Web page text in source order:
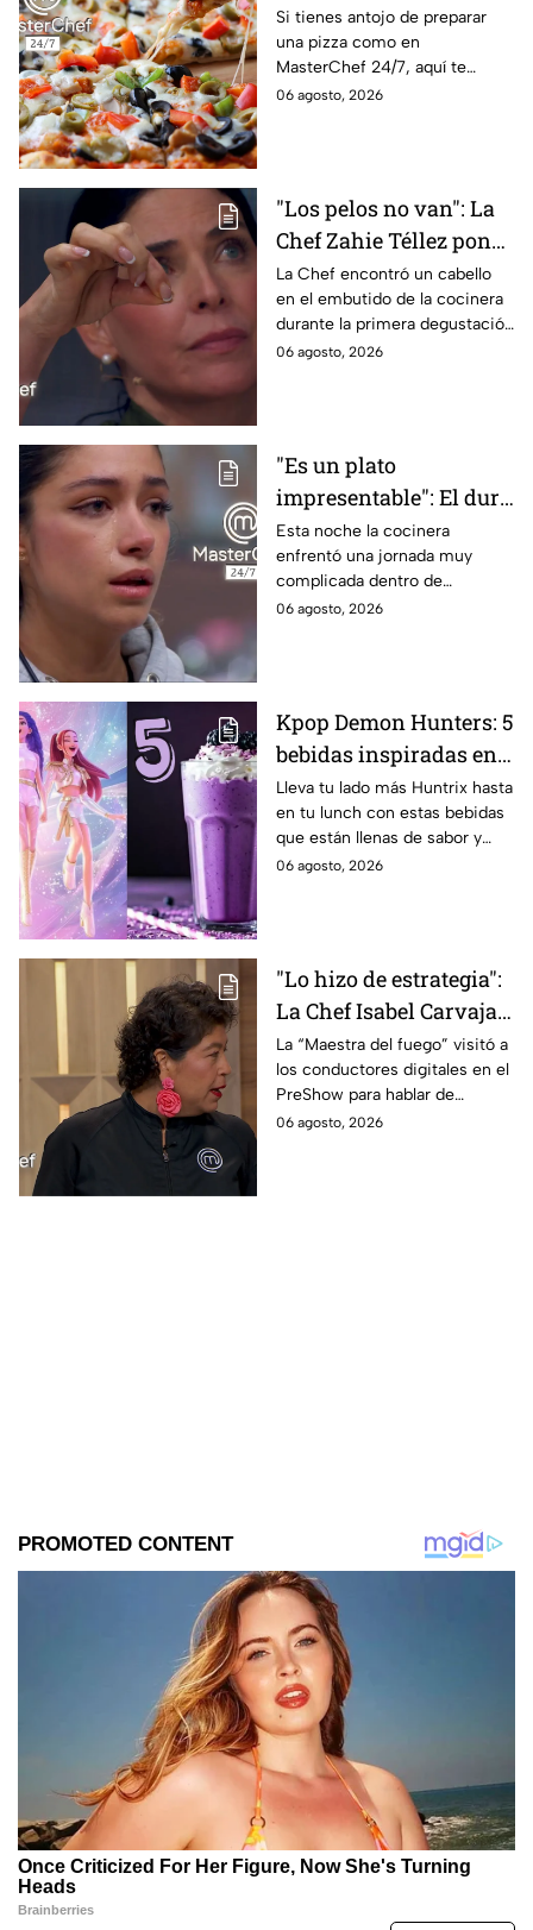
quesos para preparar
pizza en casa?
Si tienes antojo de preparar
una pizza como en
MasterChef 24/7, aquí te
contamos todo lo que debes
06 agosto, 2026
"Los pelos no van": La
Chef Zahie Téllez pone
en evidencia a Carmen
en la gala de mandiles
negros de MasterChef
24/7
La Chef encontró un cabello
en el embutido de la cocinera
durante la primera degustación
de la noche
06 agosto, 2026
"Es un plato
impresentable": El duro
regaño que hizo llorar a
Michelle dentro de
MasterChef 24/7
Esta noche la cocinera
enfrentó una jornada muy
complicada dentro de
MasterChef 24/7.
06 agosto, 2026
Kpop Demon Hunters: 5
bebidas inspiradas en
las guerreras Huntrix
para llevar a la escuela
este regreso a clases
2026; son saludables y
Lleva tu lado más Huntrix hasta
en tu lunch con estas bebidas
que están llenas de sabor y
frescura.
06 agosto, 2026
"Lo hizo de estrategia":
La Chef Isabel Carvajal
opina sobre la decisión
de Ramahá de subir a
Daniela al balcón de
MasterChef 24/7
La “Maestra del fuego” visitó a
los conductores digitales en el
PreShow para hablar de
algunos de los sucesos más
06 agosto, 2026